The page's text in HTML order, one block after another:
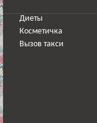
Диеты
Косметичка
Вызов такси